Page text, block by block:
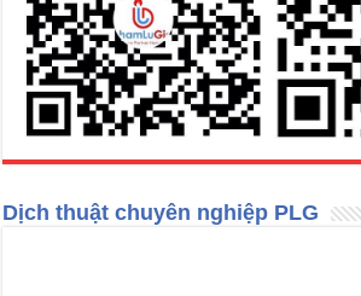
Dịch thuật chuyên nghiệp PLG